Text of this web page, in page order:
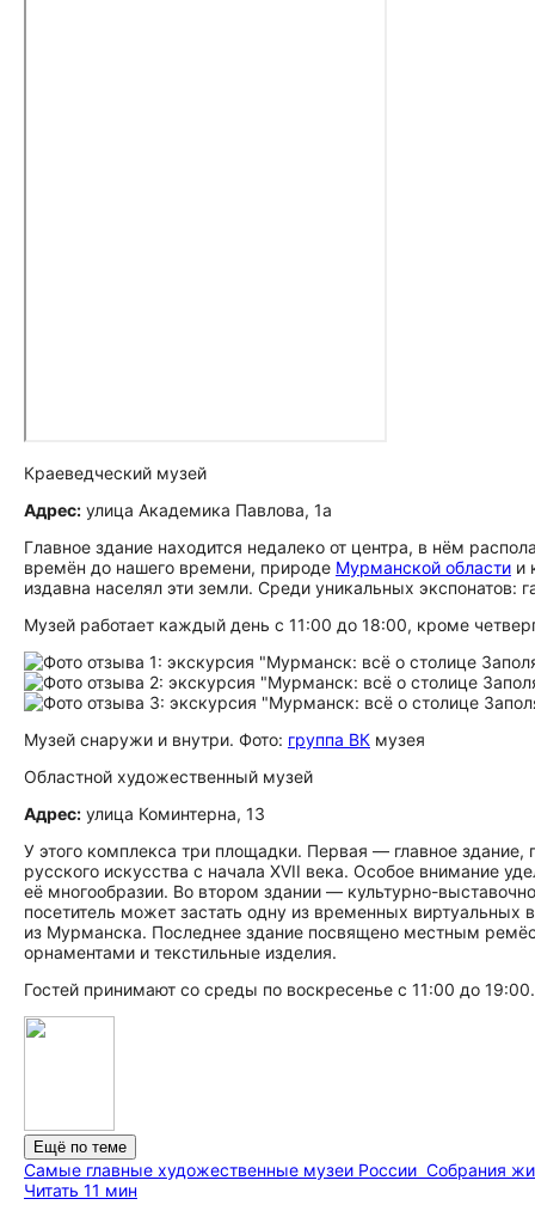
Краеведческий музей
Адрес: улица Академика Павлова, 1а
Главное здание находится недалеко от центра, в нём
времён до нашего времени, природе Мурманской области и
издавна населял эти земли. Среди уникальных
Музей работает каждый день с 11:00 до 18:00, кроме
Музей снаружи и внутри. Фото: группа ВК музея
Областной художественный музей
Адрес: улица Коминтерна, 13
У этого комплекса три площадки. Первая — главное
русского искусства с начала XVII века. Особое внимание
её многообразии. Во втором здании — культурно-
посетитель может застать одну из временных
из Мурманска. Последнее здание посвящено местным
орнаментами и текстильные изделия.
Гостей принимают со среды по воскресенье с 11:00 до 19:00.
Ещё по теме
Самые главные художественные музеи России Собрания
Читать 11 мин